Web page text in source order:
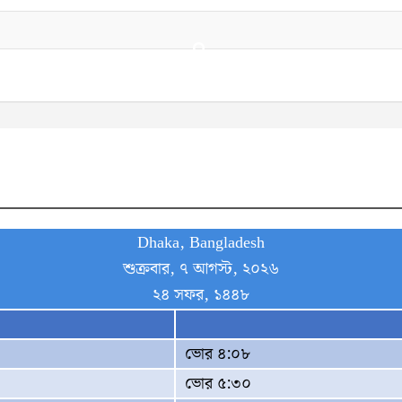
Dhaka, Bangladesh
শুক্রবার, ৭ আগস্ট, ২০২৬
২৪ সফর, ১৪৪৮
ভোর ৪:০৮
ভোর ৫:৩০